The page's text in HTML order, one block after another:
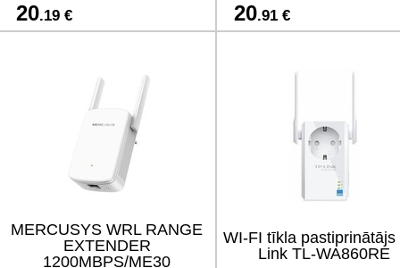
20.19 € 20.91 €
MERCUSYS WRL RANGE
EXTENDER
1200MBPS/ME30
WI-FI tīkla pastiprinātājs
Link TL-WA860RE